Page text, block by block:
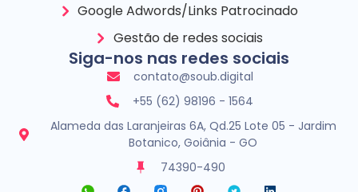
Siga-nos nas redes sociais
contato@soub.digital
+55 (62) 98196 - 1564
Alameda das Laranjeiras 6A, Qd.25 Lote 05 - Jardim
Botanico, Goiânia - GO
74390-490
Google Adwords/Links Patrocinado
Gestão de redes sociais